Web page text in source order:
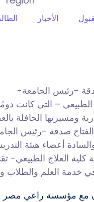
الأخبار
-رئيس الجامعة-
– التي كانت
ومسيرتها الحافلة
صدقة -رئيس
أعضاء هيئة التدريس
العلاج الطبيعي-
في خدمة العلم والطلاب
مع مؤسسة راعي مصر